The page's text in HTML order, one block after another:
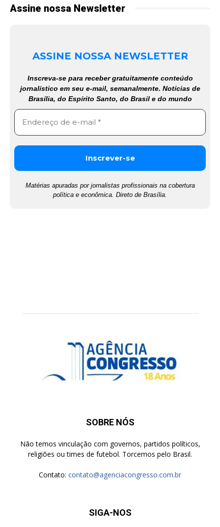
Assine nossa Newsletter
ASSINE NOSSA NEWSLETTER
Inscreva-se para receber gratuitamente conteúdo
jornalístico em seu e-mail, semanalmente. Notícias de
Brasília, do Espírito Santo, do Brasil e do mundo
Matérias apuradas por jornalistas profissionais na cobertura
política e econômica. Direto de Brasília.
SOBRE NÓS
Não temos vinculação com governos, partidos políticos,
religiões ou times de futebol. Torcemos pelo Brasil.
Contato: contato@agenciacongresso.com.br
SIGA-NOS